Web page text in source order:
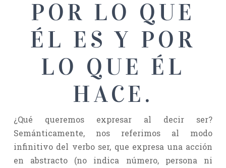
POR LO QUE
ÉL ES Y POR
LO QUE ÉL
HACE.
¿Qué queremos expresar al decir ser?
Semánticamente, nos referimos al modo
infinitivo del verbo ser, que expresa una acción
en abstracto (no indica número, persona ni